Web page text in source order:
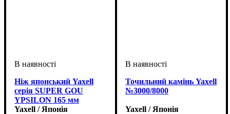
Ніж японський Yaxell
серія SUPER GOU
YPSILON 165 мм
Yaxell / Японія
Точильний камінь Yaxell
№3000/8000
Yaxell / Японія